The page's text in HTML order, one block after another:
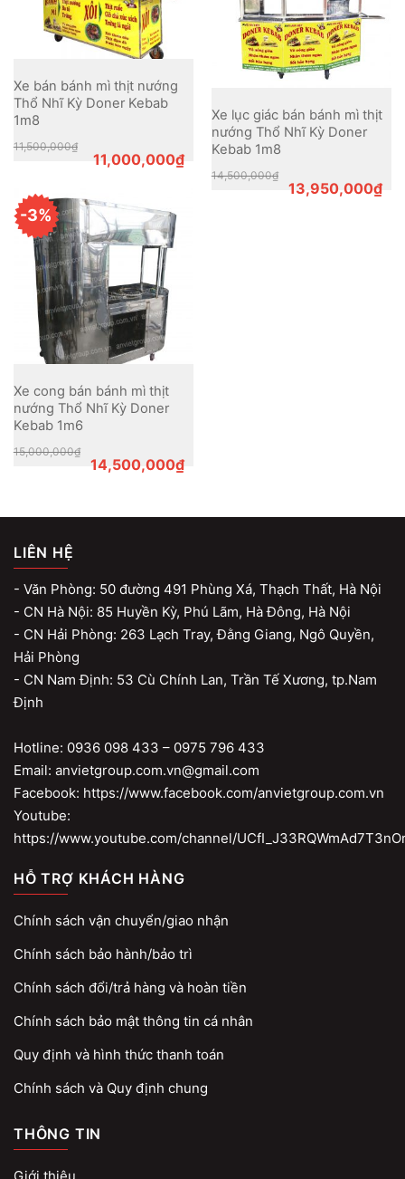
Xe bán bánh mì thịt nướng
Thổ Nhĩ Kỳ Doner Kebab
1m8
11,500,000₫
price
was:
11,000,000₫
price
Xe lục giác bán bánh mì thịt
nướng Thổ Nhĩ Kỳ Doner
Kebab 1m8
14,500,000₫
price
was:
13,950,000₫
price
is:
-3%
Xe cong bán bánh mì thịt
nướng Thổ Nhĩ Kỳ Doner
Kebab 1m6
15,000,000₫
price
was:
14,500,000₫
price
is:
LIÊN HỆ
- Văn Phòng: 50 đường 491 Phùng Xá, Thạch Thất, Hà Nội
- CN Hà Nội: 85 Huyền Kỳ, Phú Lãm, Hà Đông, Hà Nội
- CN Hải Phòng: 263 Lạch Tray, Đằng Giang, Ngô Quyền,
Hải Phòng
- CN Nam Định: 53 Cù Chính Lan, Trần Tế Xương, tp.Nam
Định
Hotline: 0936 098 433 – 0975 796 433
Email: anvietgroup.com.vn@gmail.com
Facebook: https://www.facebook.com/anvietgroup.com.vn
Youtube:
https://www.youtube.com/channel/
HỖ TRỢ KHÁCH HÀNG
Chính sách vận chuyển/giao nhận
Chính sách bảo hành/bảo trì
Chính sách đổi/trả hàng và hoàn tiền
Chính sách bảo mật thông tin cá nhân
Quy định và hình thức thanh toán
Chính sách và Quy định chung
THÔNG TIN